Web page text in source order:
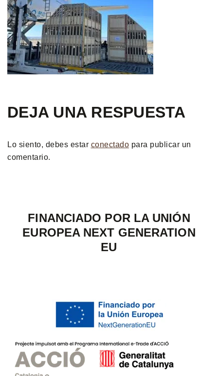
DEJA UNA RESPUESTA
Lo siento, debes estar conectado para publicar un
comentario.
FINANCIADO POR LA UNIÓN
EUROPEA NEXT GENERATION
EU